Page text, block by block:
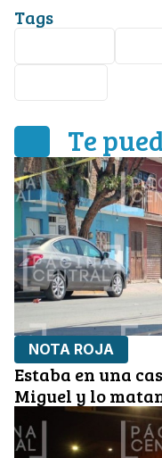
Tags
Te
NOTA ROJA
Estaba en una
Miguel y lo